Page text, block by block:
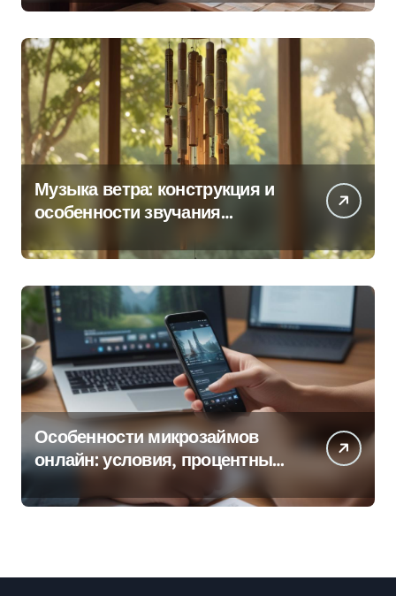
Музыка ветра: конструкция и
особенности звучания
Особенности микрозаймов
онлайн: условия, процентные
ставки и порядок оформления